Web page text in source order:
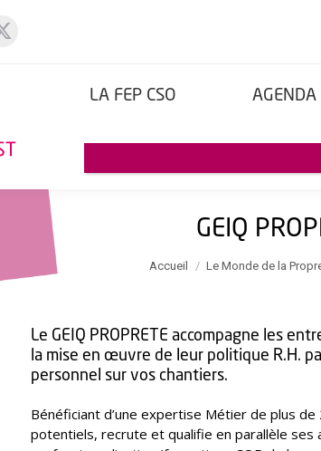
in
window
LA FEP CSO AGENDA
GEIQ
Vous êtes ici :
Accueil Le Monde de la
Le GEIQ PROPRETE accompagne les
la mise en œuvre de leur politique R.H.
personnel sur vos chantiers.
Bénéficiant d’une expertise Métier de plus
potentiels, recrute et qualifie en parallèle